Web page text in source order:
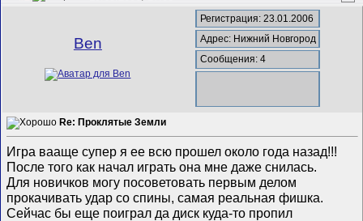
Ben
Регистрация: 23.01.2006
Адрес: Нижний Новгород
Сообщения: 4
Re: Проклятые Земли
Игра вааще супер я ее всю прошел около года назад!!!
После того как начал играть она мне даже снилась.
Для новичков могу посоветовать первым делом
прокачивать удар со спины, самая реальная фишка.
Сейчас бы еще поиграл да диск куда-то пропил